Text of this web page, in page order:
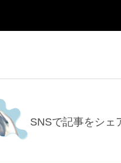
SNSで記事をシェ